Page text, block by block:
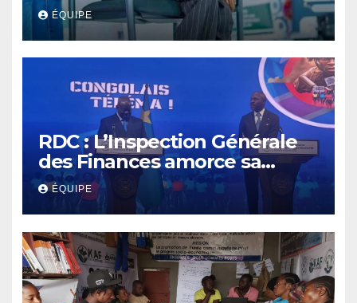
Akonkwa Kenyata Bernard
lance un appel à la solidarité
pour poursuivre ses études
ÉQUIPE
RDC : L’Inspection Générale
des Finances amorce sa
révolution numérique pour
un contrôle permanent des
finances publiques
ÉQUIPE